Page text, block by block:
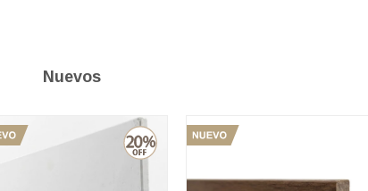
Nuevos